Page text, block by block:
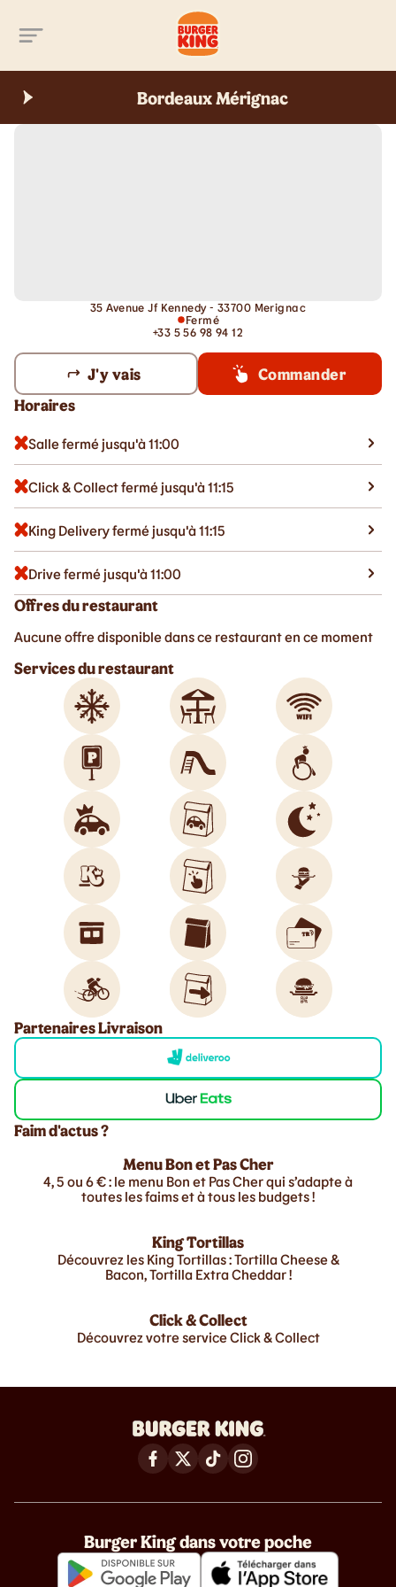
Bordeaux Mérignac
35 Avenue Jf Kennedy - 33700 Merignac
Fermé
+33 5 56 98 94 12
J'y vais
Commander
Horaires
Salle fermé jusqu'à 11:00
Click & Collect fermé jusqu'à 11:15
King Delivery fermé jusqu'à 11:15
Drive fermé jusqu'à 11:00
Offres du restaurant
Aucune offre disponible dans ce restaurant en ce moment
Services du restaurant
Partenaires Livraison
Faim d'actus ?
Menu Bon et Pas Cher
4, 5 ou 6 € : le menu Bon et Pas Cher qui s’adapte à
toutes les faims et à tous les budgets !
King Tortillas
Découvrez les King Tortillas : Tortilla Cheese &
Bacon, Tortilla Extra Cheddar !
Click & Collect
Découvrez votre service Click & Collect
Burger King dans votre poche